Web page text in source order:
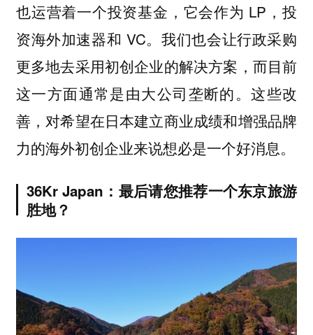
也运营着一个投资基金，它会作为 LP，投
资海外加速器和 VC。我们也会让行政采购
更多地去采用初创企业的解决方案，而目前
这一方面通常是由大公司垄断的。这些改
善，对希望在日本建立商业成绩和增强品牌
力的海外初创企业来说想必是一个好消息。
36Kr Japan：最后请您推荐一个东京旅游
胜地？